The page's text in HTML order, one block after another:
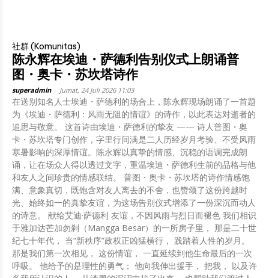
社群 (Komunitas)
陈永辉在埃迪・萨德利告别仪式上朗诵普
图・奥卡・苏坎塔诗作
superadmin Jumat, 24 Juli 2026 11:03
在送别知名人士埃迪・萨德利的场合上，陈永辉现场朗诵了一首题
为《埃迪・萨德利：风雨无阻的情谊》的诗作，以此表达对逝者的
追思与敬意。 这首诗由埃迪・萨德利的挚友 —— 诗人普图・奥
卡・苏坎塔专门创作，字里行间满是二人历经岁月考验、不受风雨
寒暑影响的深厚情谊。陈永辉以真挚的情感、沉稳的语调完成朗
诵，让在场众人得以透过文字，重温埃迪・萨德利生前的品格与他
和友人之间珍贵的情感联结。 普图・奥卡・苏坎塔的诗作情感饱
满、意象真切，既饱含对友人离去的不舍，也赞颂了这份跨越时
光、始终如一的真挚友谊，为这场告别仪式增添了一份深沉而动人
的诗意。 献给艾迪·萨德利 友谊，不因风雨与烈日而褪色 我们相识
于雅加达芒加勿刹（Mangga Besar）的一所房子里， 那是二十世
纪七十年代， 当“新秩序”政权正凶猛横行， 践踏着人性的岁月。
那是我们第一次相见， 这份情谊， 一直延续到他生命最后的一次
呼吸。 他给予的是理性的勇气； 他向我伸出援手， 把我， 以及许